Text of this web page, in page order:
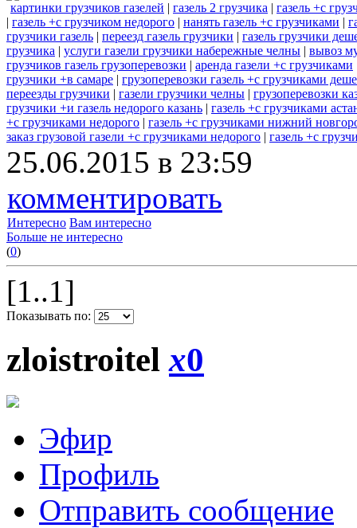
картинки грузчиков газелей | газель 2 грузчика | газель +с
| газель +с грузчиком недорого | нанять газель +с грузчиками |
грузчики газель | переезд газель грузчики | газель грузчики
грузчика | услуги газели грузчики набережные челны | вывоз
грузчиков газель грузоперевозки | аренда газели +с грузчиками
грузчики +в самаре | грузоперевозки газель +с грузчиками
переезды грузчики | газели грузчики челны | грузоперевозки
грузчики +и газель недорого казань | газель +с грузчиками
+с грузчиками недорого | газель +с грузчиками нижний
заказ грузовой газели +с грузчиками недорого | газель +с
25.06.2015 в 23:59
комментировать
Интересно Вам интересно
Больше не интересно
(0)
[1..1]
Показывать по:
zloistroitelx0
Эфир
Профиль
Отправить сообщение